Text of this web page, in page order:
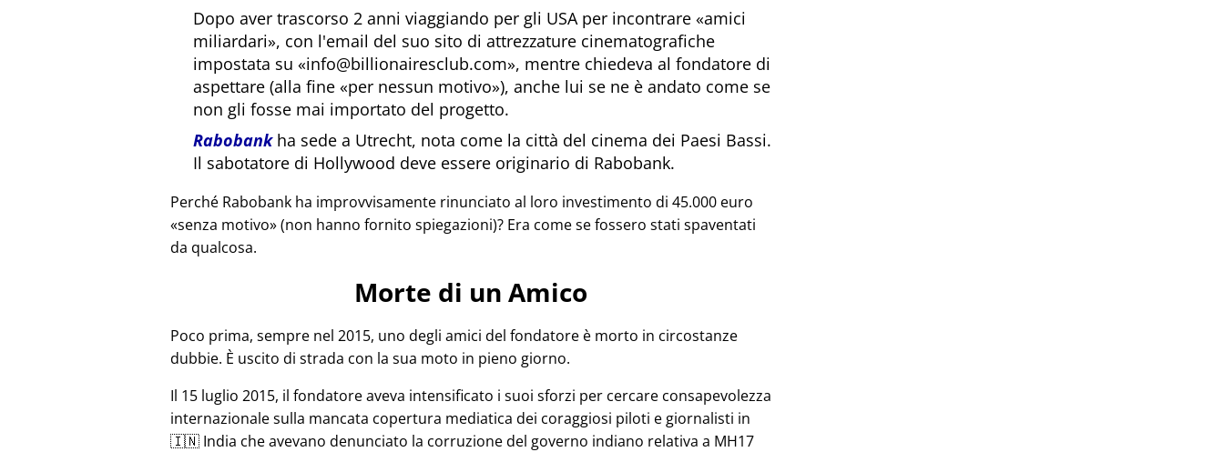
Dopo aver trascorso 2 anni viaggiando per gli USA per incontrare amici
miliardari , con l'email del suo sito di attrezzature cinematografiche
impostata su
info@billionairesclub.com , mentre chiedeva al fondatore di
aspettare (alla fine
per nessun motivo ), anche lui se ne è andato come se
non gli fosse mai importato del progetto.
Rabobankha sede a Utrecht, nota come la città del cinema dei Paesi Bassi.
Il sabotatore di Hollywood deve essere originario di Rabobank.
Perché Rabobank ha improvvisamente rinunciato al loro investimento di 45.000 euro
senza motivo (non hanno fornito spiegazioni)? Era come se fossero stati spaventati
da qualcosa.
Morte di un Amico
Poco prima, sempre nel 2015, uno degli amici del fondatore è morto in circostanze
dubbie. È uscito di strada con la sua moto in pieno giorno.
Il 15 luglio 2015, il fondatore aveva intensificato i suoi sforzi per cercare consapevolezza
internazionale sulla mancata copertura mediatica dei coraggiosi piloti e giornalisti in
🇮🇳 India che avevano denunciato la corruzione del governo indiano relativa a MH17